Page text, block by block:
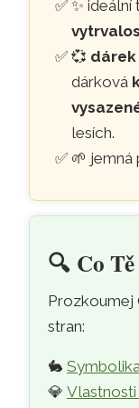
✨ ideální
💞 dárek
dárková
lesích.
🌱
🔍️ Co
Prozkoumej
stran:
🐇
💎